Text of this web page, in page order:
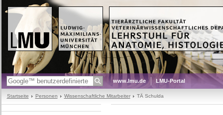
www.lmu.de LMU-Portal
Startseite Personen Wissenschaftliche Mitarbeiter TÄ Schulda